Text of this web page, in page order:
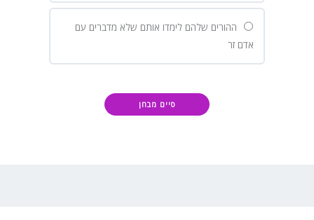
ההורים שלהם לימדו אותם שלא מדברים עם
אדם זר